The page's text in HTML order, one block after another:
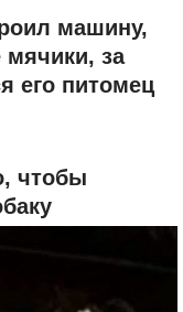
машину,
мячики, за
его питомец
чтобы